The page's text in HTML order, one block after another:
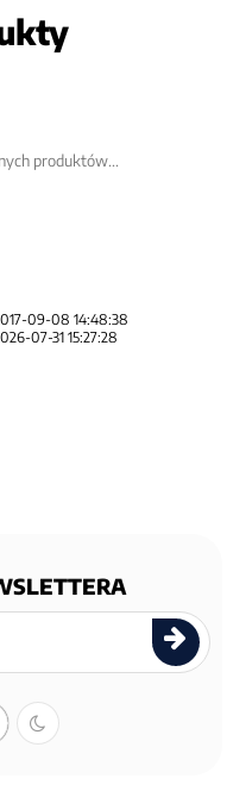
produktów...
09-08 14:48:38
07-31 15:27:28